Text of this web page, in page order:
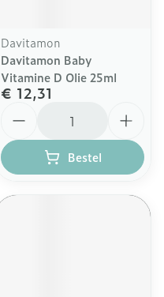
Davitamon
Davitamon Baby
Vitamine D Olie 25ml
€ 12,31
Bestel